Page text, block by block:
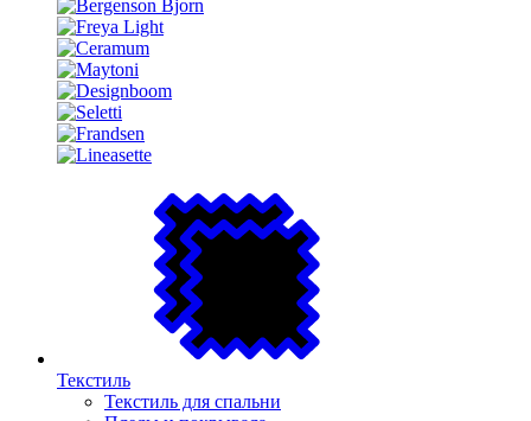
Текстиль
Текстиль для спальни